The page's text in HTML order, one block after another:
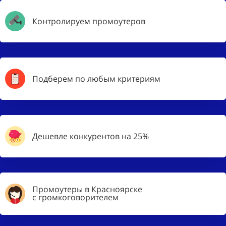
Контролируем промоутеров
Подберем по любым критериям
Дешевле конкурентов на 25%
Промоутеры в Красноярске
с громкоговорителем